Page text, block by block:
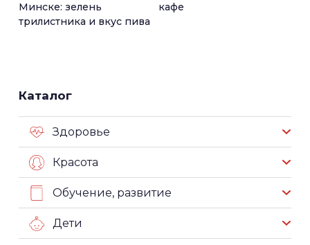
Минске: зелень
трилистника и вкус пива
кафе
Каталог
Здоровье
Красота
Обучение, развитие
Дети